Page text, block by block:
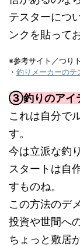
テスターにつ
ンクを貼って
※参考サイト／つり
・ 釣りメーカーのテ
③釣りのアイ
これは自分で
す。
今は立派な釣
スタートは自
すものね。
この方法のデ
投資や世間へ
ちょっと敷居